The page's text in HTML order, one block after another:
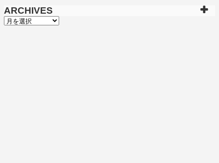
ARCHIVES
ARCHIVES